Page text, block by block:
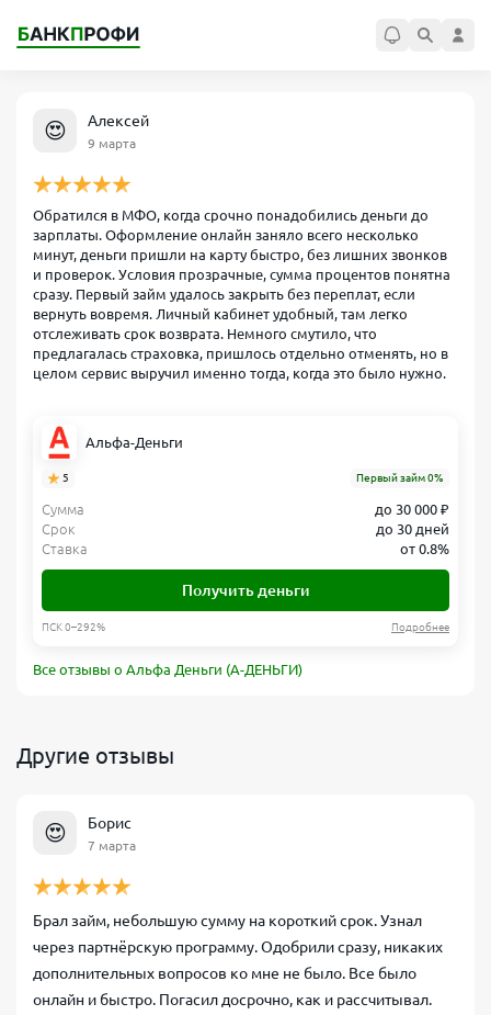
😍 Алексей
9 марта
Обратился в МФО, когда срочно понадобились деньги до
зарплаты. Оформление онлайн заняло всего несколько
минут, деньги пришли на карту быстро, без лишних звонков
и проверок. Условия прозрачные, сумма процентов понятна
сразу. Первый займ удалось закрыть без переплат, если
вернуть вовремя. Личный кабинет удобный, там легко
отслеживать срок возврата. Немного смутило, что
предлагалась страховка, пришлось отдельно отменять, но в
целом сервис выручил именно тогда, когда это было нужно.
Альфа-Деньги
5 Первый займ 0%
Сумма
до 30 000 ₽
Срок
до 30 дней
Ставка
от 0.8%
Получить деньги
ПСК 0–292% Подробнее
Все отзывы о Альфа Деньги (А-ДЕНЬГИ)
Другие отзывы
😍 Борис
7 марта
Брал займ, небольшую сумму на короткий срок. Узнал
через партнёрскую программу. Одобрили сразу, никаких
дополнительных вопросов ко мне не было. Все было
онлайн и быстро. Погасил досрочно, как и рассчитывал.